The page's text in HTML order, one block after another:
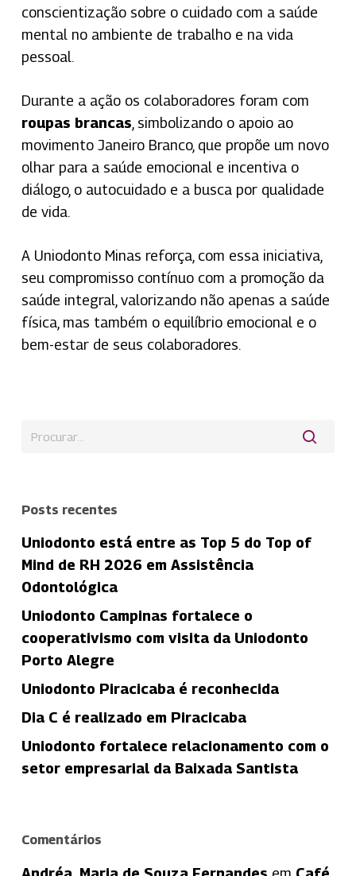
conscientização sobre o cuidado com a saúde
mental no ambiente de trabalho e na vida
pessoal.
Durante a ação os colaboradores foram com
roupas brancas , simbolizando o apoio ao
movimento Janeiro Branco, que propõe um novo
olhar para a saúde emocional e incentiva o
diálogo, o autocuidado e a busca por qualidade
de vida.
A Uniodonto Minas reforça, com essa iniciativa,
seu compromisso contínuo com a promoção da
saúde integral, valorizando não apenas a saúde
física, mas também o equilíbrio emocional e o
bem-estar de seus colaboradores.
Posts recentes
Uniodonto está entre as Top 5 do Top of
Mind de RH 2026 em Assistência
Odontológica
Uniodonto Campinas fortalece o
cooperativismo com visita da Uniodonto
Porto Alegre
Uniodonto Piracicaba é reconhecida
Dia C é realizado em Piracicaba
Uniodonto fortalece relacionamento com o
setor empresarial da Baixada Santista
Comentários